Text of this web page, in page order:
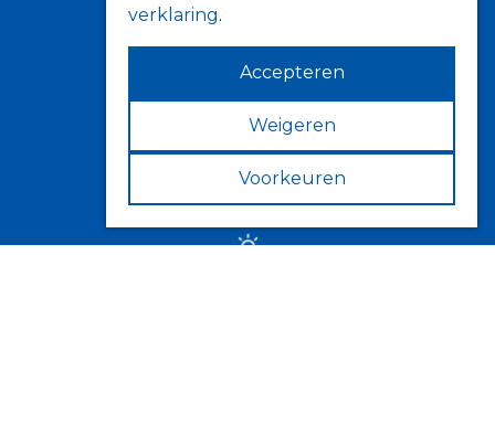
Informatie
Over ons
Tips
Verkooppunten
verklaring.
Accepteren
Weigeren
Voorkeuren